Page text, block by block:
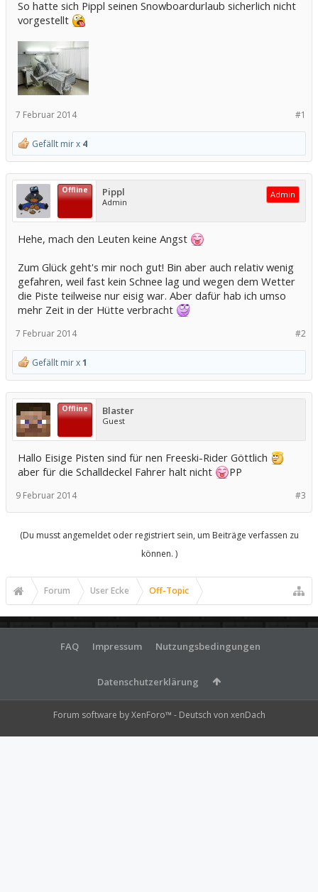
So hatte sich Pippl seinen Snowboardurlaub sicherlich nicht
vorgestellt
#1
7 Februar 2014
Gefällt mir x 4
Offline Pippl
Admin
Admin
Hehe, mach den Leuten keine Angst
Zum Glück geht's mir noch gut! Bin aber auch relativ wenig
gefahren, weil fast kein Schnee lag und wegen dem Wetter
die Piste teilweise nur eisig war. Aber dafür hab ich umso
mehr Zeit in der Hütte verbracht
#2
7 Februar 2014
Gefällt mir x1
Offline Blaster
Guest
Hallo Eisige Pisten sind für nen Freeski-Rider Göttlich
aber für die Schalldeckel Fahrer halt nicht
PP
#3
9 Februar 2014
(Du musst angemeldet oder registriert sein, um Beiträge verfassen zu
können. )
Forum User Ecke Off-Topic
FAQ Impressum Nutzungsbedingungen
Datenschutzerklärung
Forum software by XenForo™ - Deutsch von xenDach